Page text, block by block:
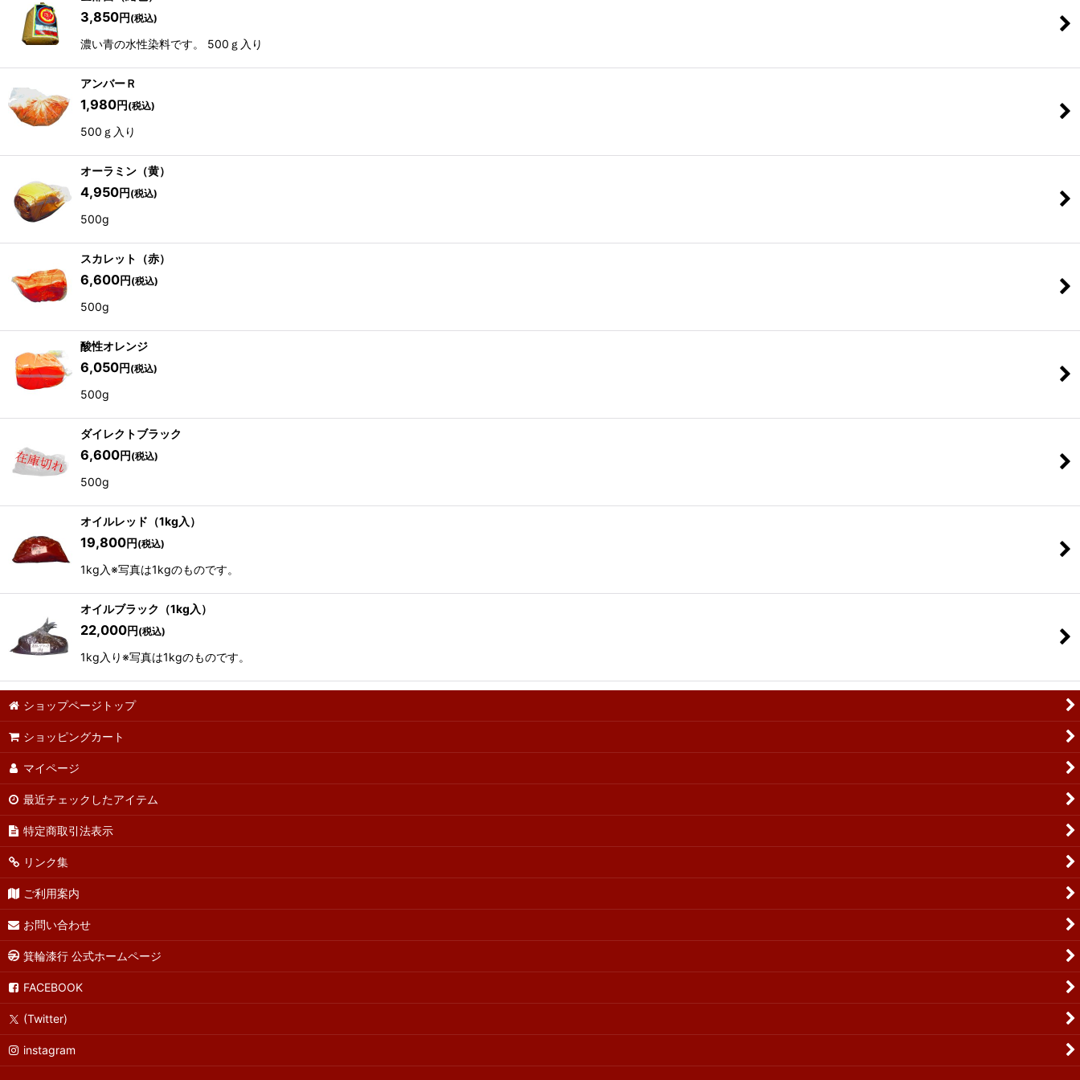
3,850円 (税込)
濃い青の水性染料です。 500ｇ入り
アンバーＲ
1,980円 (税込)
500ｇ入り
オーラミン（黄）
4,950円 (税込)
500g
スカレット（赤）
6,600円 (税込)
500g
酸性オレンジ
6,050円 (税込)
500g
ダイレクトブラック
6,600円 (税込)
500g
オイルレッド（1kg入）
19,800円 (税込)
1kg入※写真は1kgのものです。
オイルブラック（1kg入）
22,000円 (税込)
1kg入り※写真は1kgのものです。
ショップページトップ
ショッピングカート
マイページ
最近チェックしたアイテム
特定商取引法表示
リンク集
ご利用案内
お問い合わせ
箕輪漆行 公式ホームページ
FACEBOOK
(Twitter)
instagram